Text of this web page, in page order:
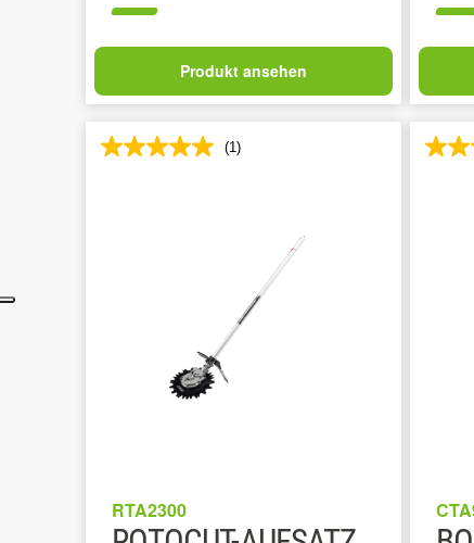
Produkt ansehen
(1)
RTA2300